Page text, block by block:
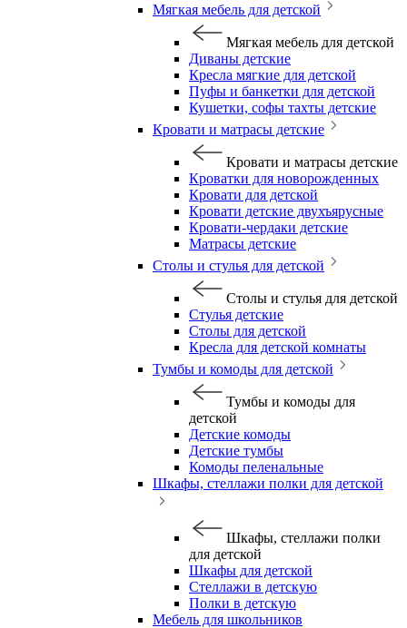
Мягкая мебель для детской
Мягкая мебель для детской
Диваны детские
Кресла мягкие для детской
Пуфы и банкетки для детской
Кушетки, софы тахты детские
Кровати и матрасы детские
Кровати и матрасы детские
Кроватки для новорожденных
Кровати для детской
Кровати детские двухъярусные
Кровати-чердаки детские
Матрасы детские
Столы и стулья для детской
Столы и стулья для детской
Стулья детские
Столы для детской
Кресла для детской комнаты
Тумбы и комоды для детской
Тумбы и комоды для
детской
Детские комоды
Детские тумбы
Комоды пеленальные
Шкафы, стеллажи полки для детской
Шкафы, стеллажи полки
для детской
Шкафы для детской
Стеллажи в детскую
Полки в детскую
Мебель для школьников